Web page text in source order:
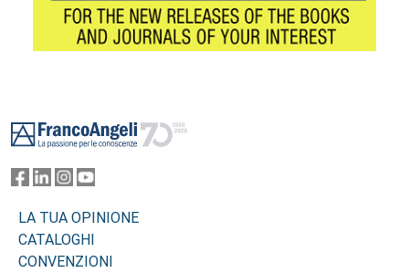
LA TUA OPINIONE
CATALOGHI
CONVENZIONI